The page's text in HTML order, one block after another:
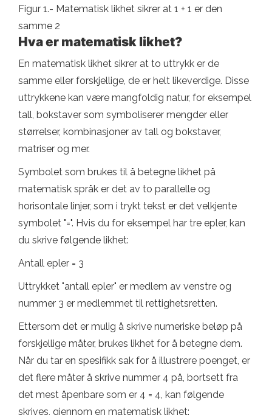
Figur 1.- Matematisk likhet sikrer at 1 + 1 er den
samme 2
Hva er matematisk likhet?
En matematisk likhet sikrer at to uttrykk er de
samme eller forskjellige, de er helt likeverdige. Disse
uttrykkene kan være mangfoldig natur, for eksempel
tall, bokstaver som symboliserer mengder eller
størrelser, kombinasjoner av tall og bokstaver,
matriser og mer.
Symbolet som brukes til å betegne likhet på
matematisk språk er det av to parallelle og
horisontale linjer, som i trykt tekst er det velkjente
symbolet "=". Hvis du for eksempel har tre epler, kan
du skrive følgende likhet:
Antall epler = 3
Uttrykket "antall epler" er medlem av venstre og
nummer 3 er medlemmet til rettighetsretten.
Ettersom det er mulig å skrive numeriske beløp på
forskjellige måter, brukes likhet for å betegne dem.
Når du tar en spesifikk sak for å illustrere poenget, er
det flere måter å skrive nummer 4 på, bortsett fra
det mest åpenbare som er 4 = 4, kan følgende
skrives, gjennom en matematisk likhet: